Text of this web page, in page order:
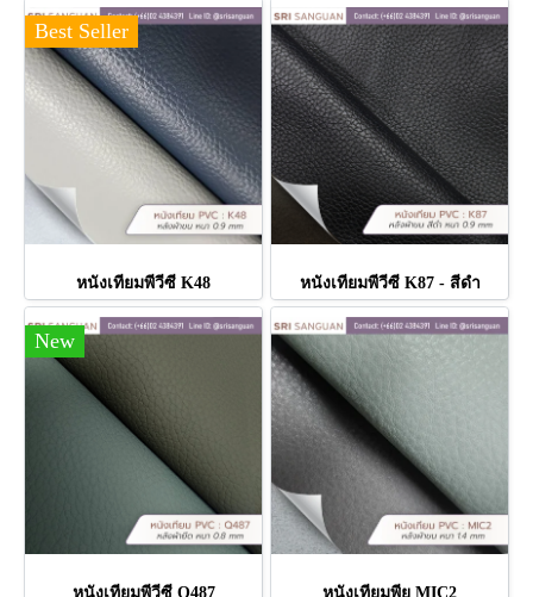
Best Seller
หนังเทียมพีวีซี K48 หนังเทียมพีวีซี K87 - สีดำ
New
หนังเทียมพีวีซี Q487 หนังเทียมพียู MIC2